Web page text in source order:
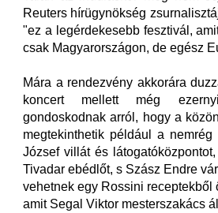
Reuters hírügynökség
"ez a legérdekesebb fesztivál,
csak Magyarországon, de egész
Mára a rendezvény akkorára
koncert mellett még
gondoskodnak arról, hogy a
megtekinthetik például a
József villát és
Tivadar ebédlőt, s Szász Endre
vehetnek egy Rossini receptekből
amit Segal Viktor mesterszakács